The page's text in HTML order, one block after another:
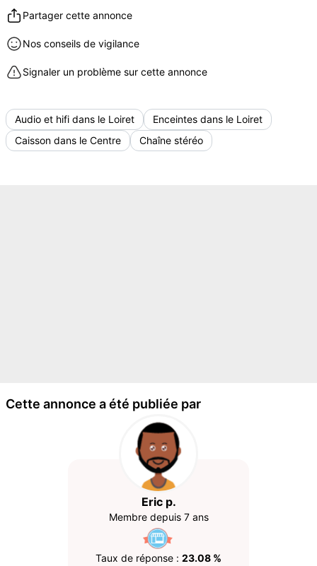
Partager cette annonce
Nos conseils de vigilance
Signaler un problème sur cette annonce
Audio et hifi dans le Loiret
Enceintes dans le Loiret
Caisson dans le Centre
Chaîne stéréo
Cette annonce a été publiée par
Eric p.
Membre depuis 7 ans
Taux de réponse : 23.08 %